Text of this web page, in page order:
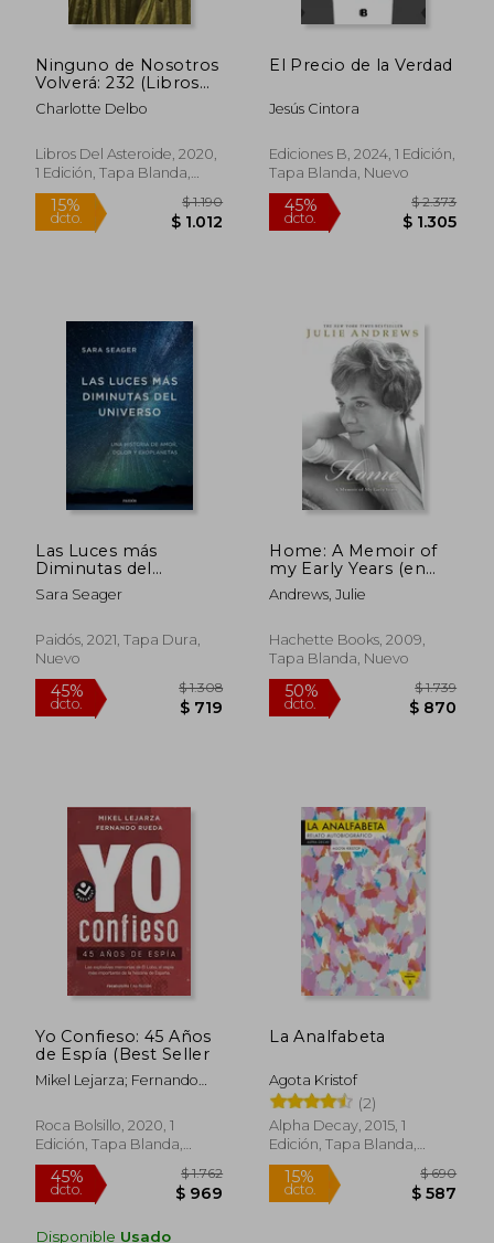
$ 3.968
Ninguno de Nosotros
Volverá: 232 (Libros
del Asteroide)
Charlotte Delbo
Libros Del Asteroide, 2020,
1 Edición, Tapa Blanda,
Nuevo
15%
dcto. $ 1.012
El Precio de la Verdad
Jesús Cintora
Ediciones B, 2024, 1 Edición,
Tapa Blanda, Nuevo
45%
dcto. $
Las Luces más
Diminutas del
Universo: Una Historia
de Amor, Dolor y
(Contextos)
Sara Seager
Paidós, 2021, Tapa Dura,
Nuevo
45% $ 1.308
Home: A Memoir of
my Early Years (en
Inglés)
Andrews, Julie
Hachette Books, 2009,
Tapa Blanda, Nuevo
50%
Yo Confieso: 45 Años
de Espía (Best Seller
Mikel Lejarza; Fernando
Roca Bolsillo, 2020, 1
Edición, Tapa Blanda,
Nuevo
Disponible Usado
La Analfabeta
Agota Kristof
(2)
Alpha Decay, 2015, 1
Edición, Tapa Blanda,
Nuevo